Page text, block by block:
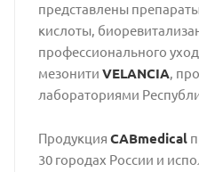
представлены
кислоты,
профессионального
мезонити VELANCIA,
лабораториями
Продукция CABmedical
30 городах России и